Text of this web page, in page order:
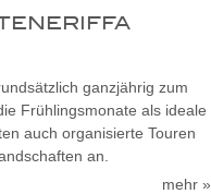
ganzjährig zum
Frühlingsmonate als ideale
auch organisierte Touren
an.
mehr »